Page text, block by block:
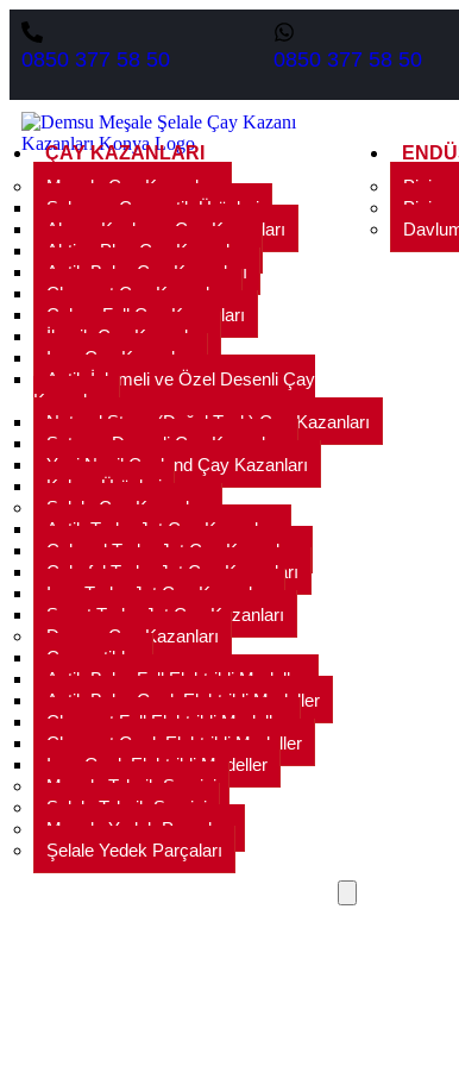
0850 377 58 50 0850 377 58 50
ÇAY KAZANLARI
Meşale Çay Kazanları
Salep ve Çaymatik Ürünleri
Ahşap Kaplama Çay Kazanları
Aktive Plus Çay Kazanları
Antik Bakır Çay Kazanları
Chromat Çay Kazanları
Colour Full Çay Kazanları
İkonik Çay Kazanları
Inox Çay Kazanları
Antik İşlemeli ve Özel Desenli Çay
Kazanları
Natural Stone (Doğal Taşlı) Çay Kazanları
Satranç Desenli Çay Kazanları
Yeni Nesil Çayland Çay Kazanları
Kahve Ürünleri
Şelale Çay Kazanları
Antik Turbo Jet Çay Kazanları
Colored Turbo Jet Çay Kazanları
Colorful Turbo Jet Çay Kazanları
Inox Turbo Jet Çay Kazanları
Sanat Turbo Jet Çay Kazanları
Demsu Çay Kazanları
Çaymatikler
Antik Bakır Full Elektrikli Modeller
Antik Bakır Gazlı Elektrikli Modeller
Chromat Full Elektrikli Modeller
Chromat Gazlı Elektrikli Modeller
Inox Gazlı Elektrikli Modeller
Meşale Teknik Servisi
Şelale Teknik Servisi
Meşale Yedek Parçaları
Şelale Yedek Parçaları